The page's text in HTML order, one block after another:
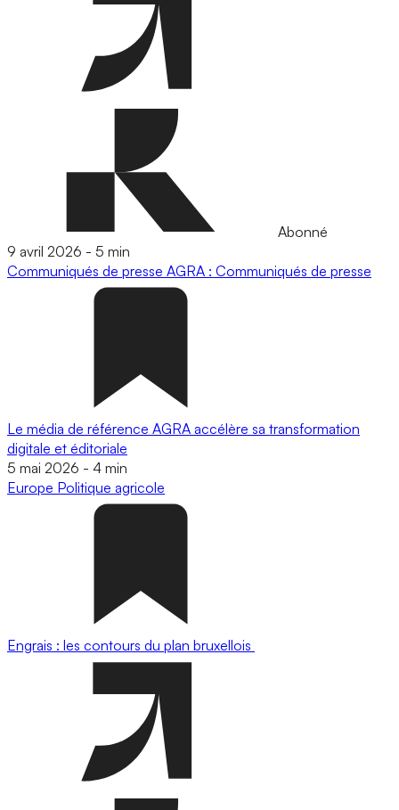
Abonné
9 avril 2026 - 5 min
Communiqués de presse AGRA : Communiqués de presse
Le média de référence AGRA accélère sa transformation
digitale et éditoriale
5 mai 2026 - 4 min
Europe Politique agricole
Engrais : les contours du plan bruxellois